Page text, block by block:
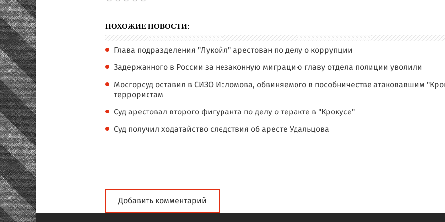
ПОХОЖИЕ НОВОСТИ:
Глава подразделения "Лукойл" арестован по делу о коррупции
Задержанного в России за незаконную миграцию главу отдела полиции уволили
Мосгорсуд оставил в СИЗО Исломова, обвиняемого в пособничестве атаковавшим
террористам
Суд арестовал второго фигуранта по делу о теракте в "Крокусе"
Суд получил ходатайство следствия об аресте Удальцова
Добавить комментарий